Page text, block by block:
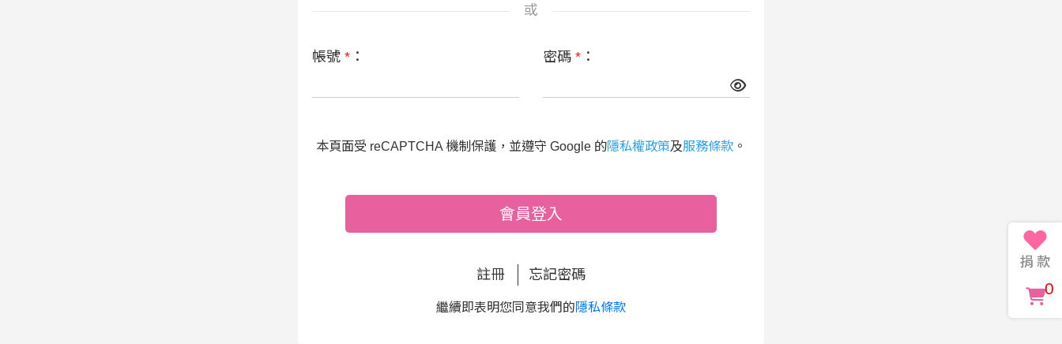
或
帳號 * ： 密碼 * ：
本頁面受 reCAPTCHA 機制保護，並遵守 Google 的隱私權政策及服務條款 。
會員登入
註冊 忘記密碼
繼續即表明您同意我們的隱私條款
0